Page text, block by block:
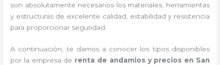
son absolutamente necesarios los materiales, herramientas
y estructuras de excelente calidad, estabilidad y resistencia
para proporcionar seguridad.
A continuación, te damos a conocer los tipos disponibles
por la empresa de renta de andamios y precios en San